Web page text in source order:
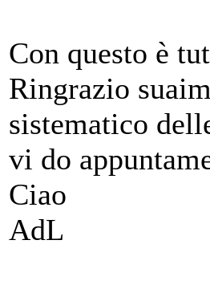
Con questo è
Ringrazio
sistematico
vi do
Ciao
AdL